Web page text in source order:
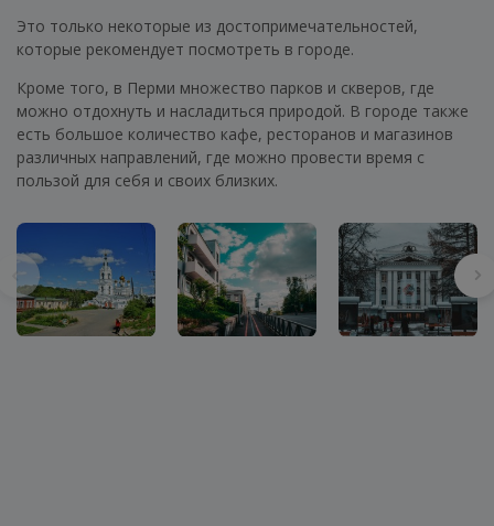
Это только некоторые из достопримечательностей,
которые рекомендует посмотреть в городе.
Кроме того, в Перми множество парков и скверов, где
можно отдохнуть и насладиться природой. В городе также
есть большое количество кафе, ресторанов и магазинов
различных направлений, где можно провести время с
пользой для себя и своих близких.